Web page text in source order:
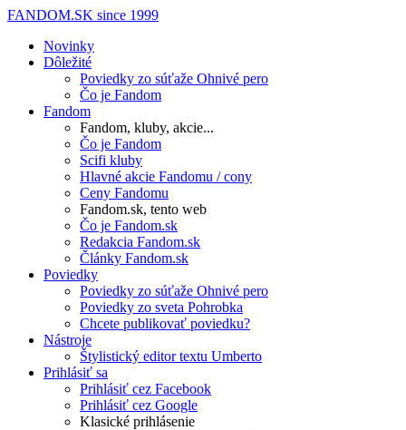
FANDOM.SK since 1999
Novinky
Dôležité
Poviedky zo súťaže Ohnivé pero
Čo je Fandom
Fandom
Fandom, kluby, akcie...
Čo je Fandom
Scifi kluby
Hlavné akcie Fandomu / cony
Ceny Fandomu
Fandom.sk, tento web
Čo je Fandom.sk
Redakcia Fandom.sk
Články Fandom.sk
Poviedky
Poviedky zo súťaže Ohnivé pero
Poviedky zo sveta Pohrobka
Chcete publikovať poviedku?
Nástroje
Štylistický editor textu Umberto
Prihlásiť sa
Prihlásiť cez Facebook
Prihlásiť cez Google
Klasické prihlásenie